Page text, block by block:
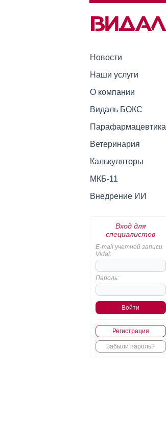
Новости
Наши услуги
О компании
Видаль БОКС
Парафармацевтика
Ветеринария
Калькуляторы
МКБ-11
Внедрение ИИ
Вход для
специалистов
E-mail учетной записи
Vidal:
Пароль:
Регистрация
Забыли пароль?